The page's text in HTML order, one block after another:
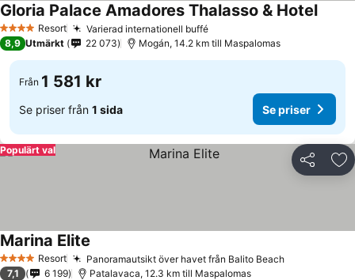
4 StjärnorResort Varierad internationell buffé
Gloria Palace Amadores Thalasso & Hotel
8,9 Utmärkt 22 073 Mogán, 14.2 km till Maspalomas
Från 1 581 kr
Se priser från 1 sida Se priser
Dela
Populärt val
4 StjärnorResort Panoramautsikt över havet från Balito Beach
Marina Elite
7,1 6 199 Patalavaca, 12.3 km till Maspalomas